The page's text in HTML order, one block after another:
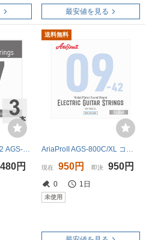
最安値を見る
AriaProII アリアプロ2 AGS-8003L Light .017P エレキギター用 バラ弦×3本
480円
送料無料
現在 950円 即決 950円
0 1日
未使用